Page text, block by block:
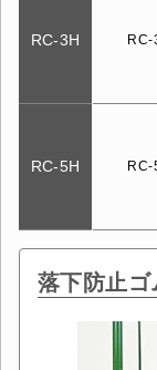
RC-3H RC-
RC-5H RC-
落下防止ゴ